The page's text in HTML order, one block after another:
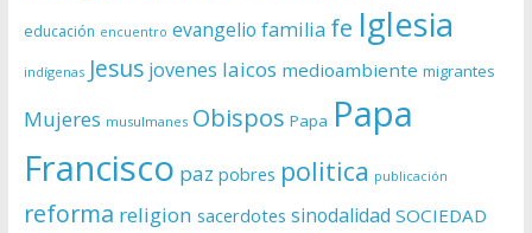
educación encuentro evangelio familia fe Iglesia
indígenas Jesus jovenes laicos medioambiente migrantes
Mujeres musulmanes Obispos Papa Papa
Francisco paz pobres politica publicación
reforma religion sacerdotes sinodalidad SOCIEDAD